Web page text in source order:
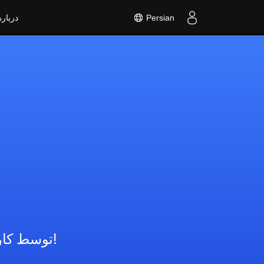
Persian
توسط کاربرانی که از همه خانواده های برنامه ما استفاده می کنند!